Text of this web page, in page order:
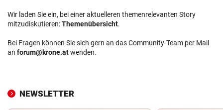
Wir laden Sie ein, bei einer aktuelleren themenrelevanten Story
mitzudiskutieren:Themenübersicht.
Bei Fragen können Sie sich gern an das Community-Team per Mail
an forum@krone.atwenden.
NEWSLETTER